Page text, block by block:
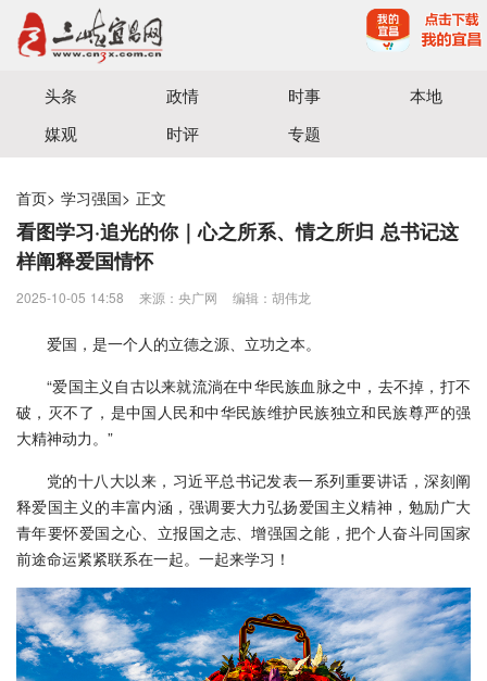
宜昌三峡融媒体中心主办
头条 政情 时事
本地
媒观
时评 专题
首页> 学习强国> 正文
看图学习·追光的你｜心之所系、情之所归 总书记这
样阐释爱国情怀
2025-10-05 14:58 来源：​央广网 编辑：胡伟龙
爱国，是一个人的立德之源、立功之本。
“爱国主义自古以来就流淌在中华民族血脉之中，去不掉，打不
破，灭不了，是中国人民和中华民族维护民族独立和民族尊严的强
大精神动力。”
党的十八大以来，习近平总书记发表一系列重要讲话，深刻阐
释爱国主义的丰富内涵，强调要大力弘扬爱国主义精神，勉励广大
青年要怀爱国之心、立报国之志、增强国之能，把个人奋斗同国家
前途命运紧紧联系在一起。一起来学习！